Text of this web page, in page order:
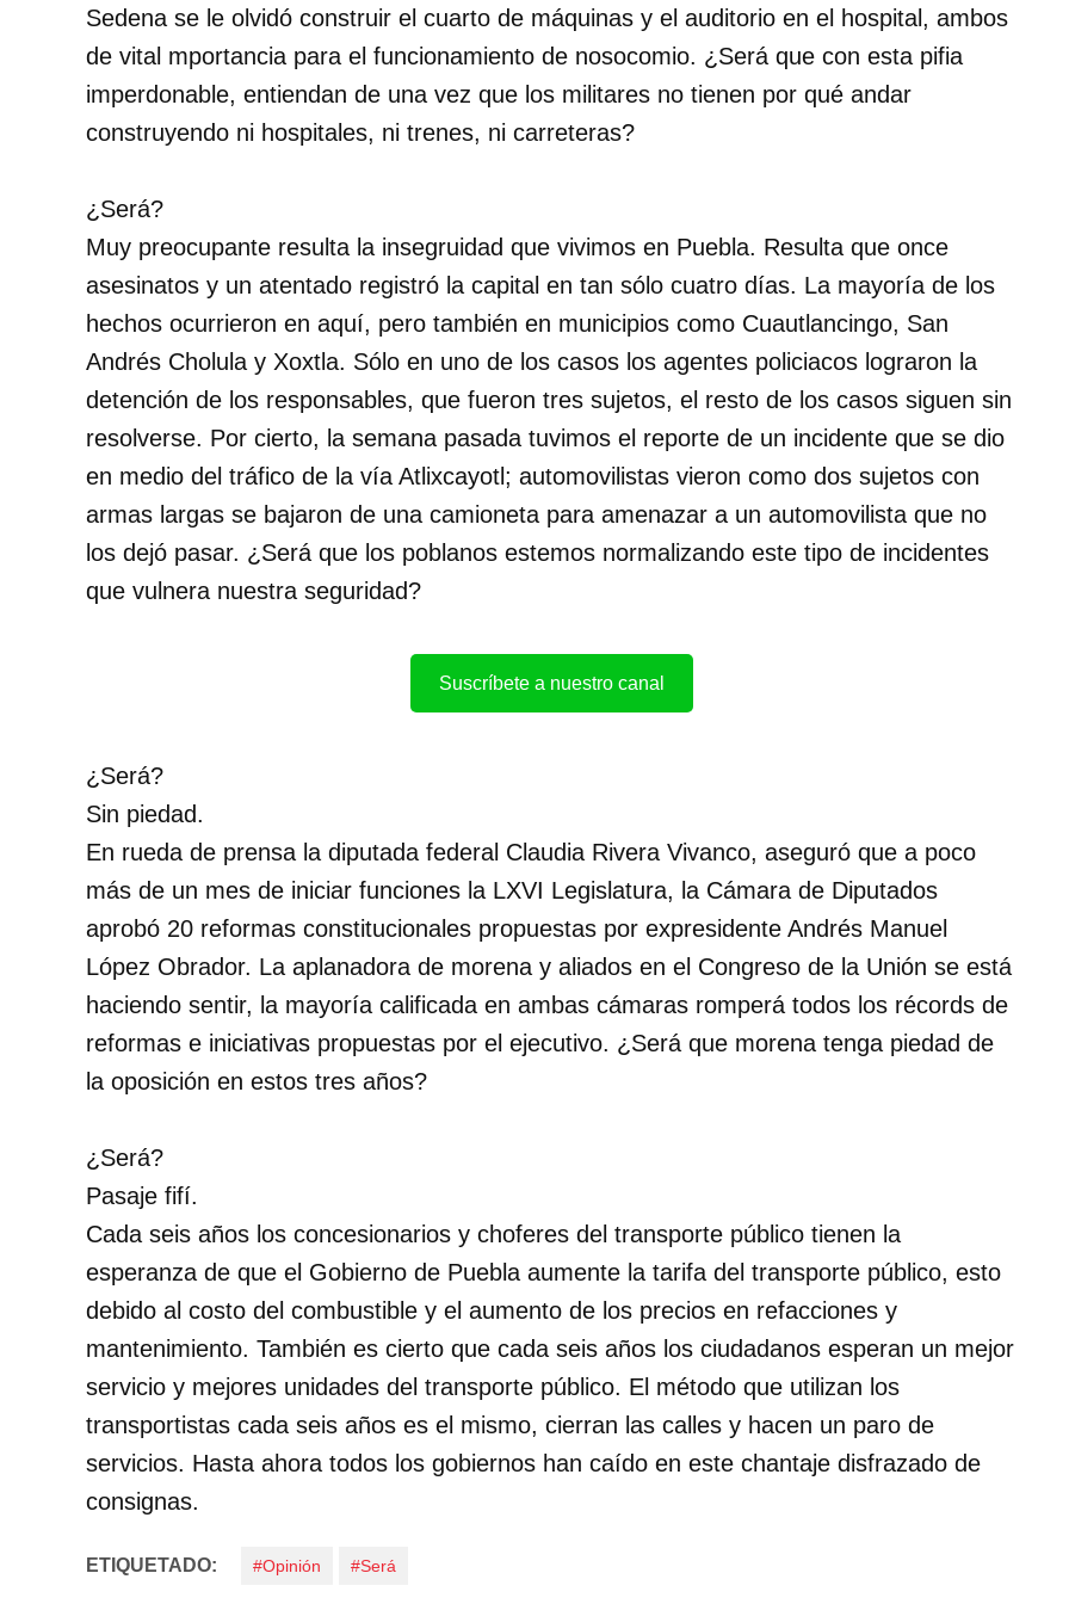
Sedena se le olvidó construir el cuarto de máquinas y el auditorio en el hospital, ambos
de vital mportancia para el funcionamiento de nosocomio. ¿Será que con esta pifia
imperdonable, entiendan de una vez que los militares no tienen por qué andar
construyendo ni hospitales, ni trenes, ni carreteras?
¿Será?
Muy preocupante resulta la insegruidad que vivimos en Puebla. Resulta que once
asesinatos y un atentado registró la capital en tan sólo cuatro días. La mayoría de los
hechos ocurrieron en aquí, pero también en municipios como Cuautlancingo, San
Andrés Cholula y Xoxtla. Sólo en uno de los casos los agentes policiacos lograron la
detención de los responsables, que fueron tres sujetos, el resto de los casos siguen sin
resolverse. Por cierto, la semana pasada tuvimos el reporte de un incidente que se dio
en medio del tráfico de la vía Atlixcayotl; automovilistas vieron como dos sujetos con
armas largas se bajaron de una camioneta para amenazar a un automovilista que no
los dejó pasar. ¿Será que los poblanos estemos normalizando este tipo de incidentes
que vulnera nuestra seguridad?
Suscríbete a nuestro canal
¿Será?
Sin piedad.
En rueda de prensa la diputada federal Claudia Rivera Vivanco, aseguró que a poco
más de un mes de iniciar funciones la LXVI Legislatura, la Cámara de Diputados
aprobó 20 reformas constitucionales propuestas por expresidente Andrés Manuel
López Obrador. La aplanadora de morena y aliados en el Congreso de la Unión se está
haciendo sentir, la mayoría calificada en ambas cámaras romperá todos los récords de
reformas e iniciativas propuestas por el ejecutivo. ¿Será que morena tenga piedad de
la oposición en estos tres años?
¿Será?
Pasaje fifí.
Cada seis años los concesionarios y choferes del transporte público tienen la
esperanza de que el Gobierno de Puebla aumente la tarifa del transporte público, esto
debido al costo del combustible y el aumento de los precios en refacciones y
mantenimiento. También es cierto que cada seis años los ciudadanos esperan un mejor
servicio y mejores unidades del transporte público. El método que utilizan los
transportistas cada seis años es el mismo, cierran las calles y hacen un paro de
servicios. Hasta ahora todos los gobiernos han caído en este chantaje disfrazado de
consignas.
ETIQUETADO: #Opinión #Será